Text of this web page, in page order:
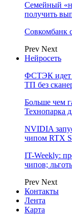
Семейный
получить
Совкомбанк
Prev Next
Нейросеть
ФСТЭК идет
ТП без
Больше чем
Технопарка
NVIDIA
чипом RTX
IT-Weekly:
чипов;
Prev Next
Контакты
Лента
Карта